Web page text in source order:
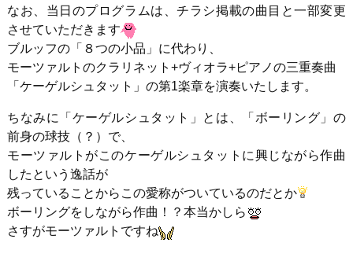
なお、当日のプログラムは、チラシ掲載の曲目と一部変更
させていただきます
ブルッフの「８つの小品」に代わり、
モーツァルトのクラリネット+ヴィオラ+ピアノの三重奏曲
「ケーゲルシュタット」の第1楽章を演奏いたします。
ちなみに「ケーゲルシュタット」とは、「ボーリング」の
前身の球技（？）で、
モーツァルトがこのケーゲルシュタットに興じながら作曲
したという逸話が
残っていることからこの愛称がついているのだとか
ボーリングをしながら作曲！？本当かしら
さすがモーツァルトですね